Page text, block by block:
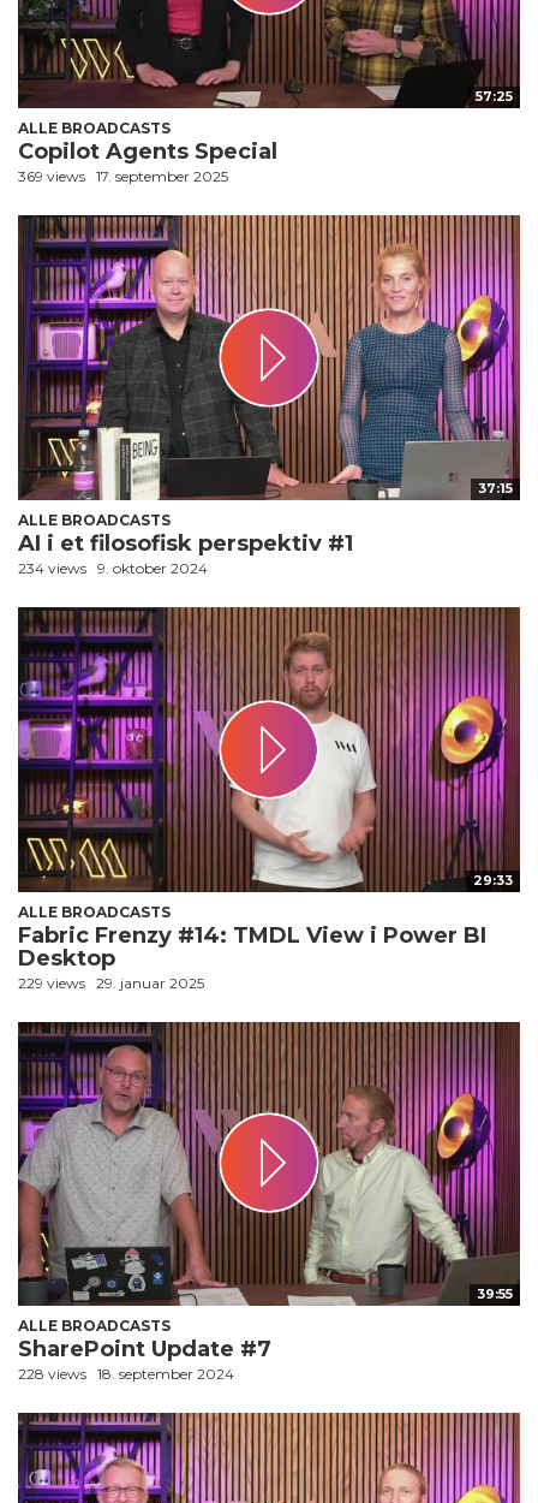
57:25
ALLE BROADCASTS
Copilot Agents Special
369 views 17. september 2025
37:15
ALLE BROADCASTS
AI i et filosofisk perspektiv #1
234 views 9. oktober 2024
29:33
ALLE BROADCASTS
Fabric Frenzy #14: TMDL View i Power BI
Desktop
229 views 29. januar 2025
39:55
ALLE BROADCASTS
SharePoint Update #7
228 views 18. september 2024